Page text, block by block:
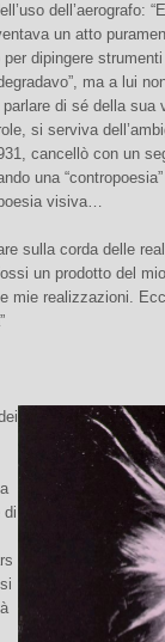
dell’aerografo:
un atto
dipingere
ma a lui
parlare di sé della
si serviva
cancellò con un
una
visiva…
sulla corda delle
un prodotto del
mie realizzazioni.
di